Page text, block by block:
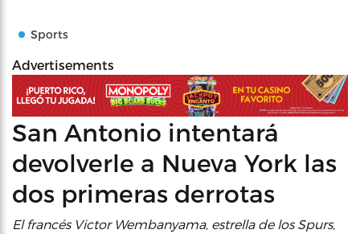
Sports
Advertisements
San Antonio intentará
devolverle a Nueva York las
dos primeras derrotas
El francés Victor Wembanyama, estrella de los Spurs,